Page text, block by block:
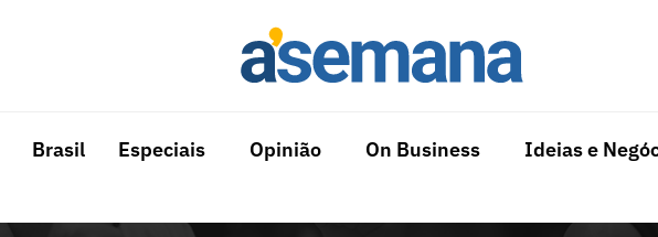
Brasil Especiais Opinião On Business Ideias e